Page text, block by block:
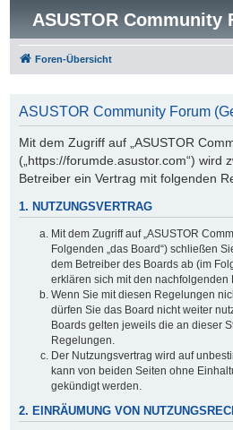
ASUSTOR Community
Foren-Übersicht
ASUSTOR Community Forum
Mit dem Zugriff auf „ASUSTOR
(„https://forumde.asustor.com“) wird
Betreiber ein Vertrag mit folgenden
1. NUTZUNGSVERTRAG
Mit dem Zugriff auf „ASUSTOR
Folgenden „das Board“) schließen
dem Betreiber des Boards ab (im
erklären sich mit den
Wenn Sie mit diesen Regelungen
dürfen Sie das Board nicht weiter
Boards gelten jeweils die an dieser
Regelungen.
Der Nutzungsvertrag wird auf
kann von beiden Seiten ohne
gekündigt werden.
2. EINRÄUMUNG VON